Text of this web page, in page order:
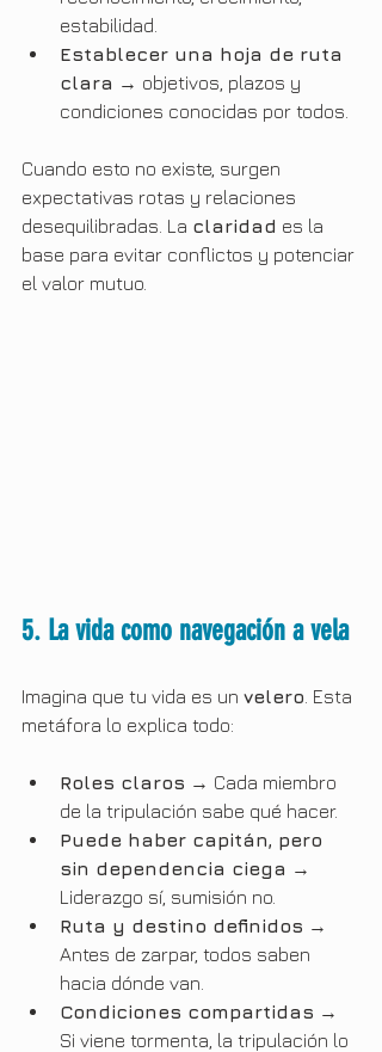
estabilidad.
Establecer una hoja de ruta
clara → objetivos, plazos y
condiciones conocidas por todos.
Cuando esto no existe, surgen
expectativas rotas y relaciones
desequilibradas. La claridad es la
base para evitar conflictos y potenciar
el valor mutuo.
5. La vida como navegación a vela
Imagina que tu vida es un velero . Esta
metáfora lo explica todo:
Roles claros → Cada miembro
de la tripulación sabe qué hacer.
Puede haber capitán, pero
sin dependencia ciega →
Liderazgo sí, sumisión no.
Ruta y destino definidos →
Antes de zarpar, todos saben
hacia dónde van.
Condiciones compartidas →
Si viene tormenta, la tripulación lo